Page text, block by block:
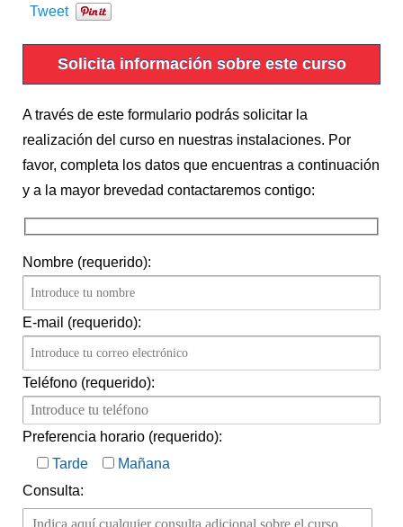
Tweet
Solicita información sobre este curso
A través de este formulario podrás solicitar la
realización del curso en nuestras instalaciones. Por
favor, completa los datos que encuentras a continuación
y a la mayor brevedad contactaremos contigo:
Nombre (requerido):
E-mail (requerido):
Teléfono (requerido):
Preferencia horario (requerido):
Tarde
Mañana
Consulta: